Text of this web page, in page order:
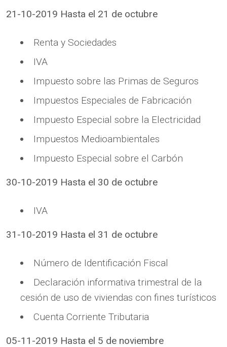
21-10-2019 Hasta el 21 de octubre
Renta y Sociedades
IVA
Impuesto sobre las Primas de Seguros
Impuestos Especiales de Fabricación
Impuesto Especial sobre la Electricidad
Impuestos Medioambientales
Impuesto Especial sobre el Carbón
30-10-2019 Hasta el 30 de octubre
IVA
31-10-2019 Hasta el 31 de octubre
Número de Identificación Fiscal
Declaración informativa trimestral de la
cesión de uso de viviendas con fines turísticos
Cuenta Corriente Tributaria
05-11-2019 Hasta el 5 de noviembre